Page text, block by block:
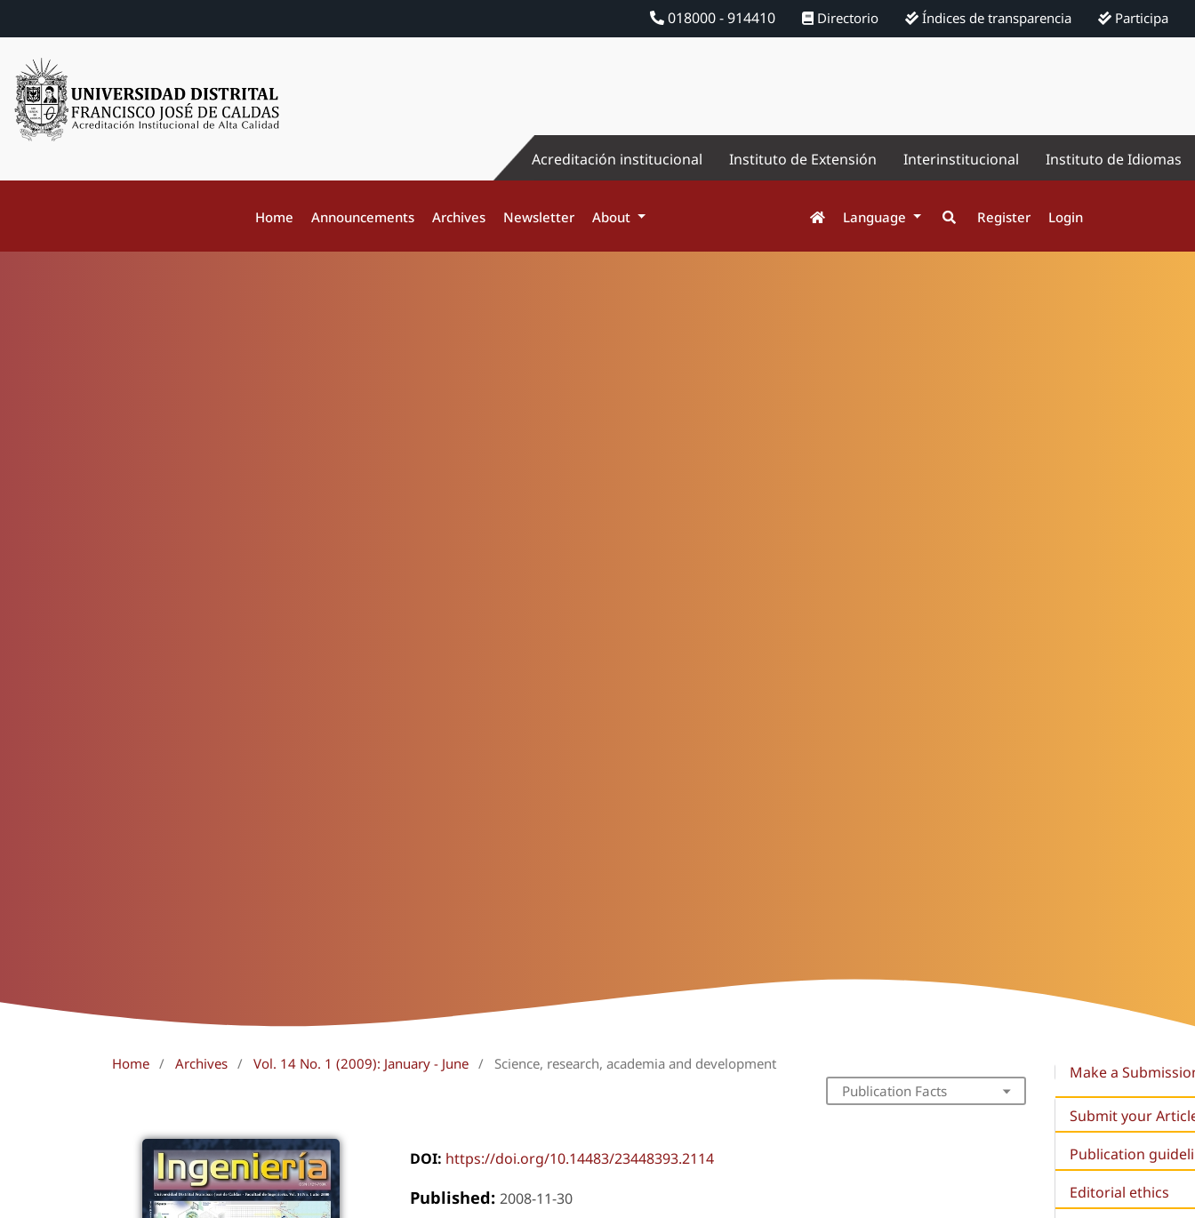
018000 - 914410 Directorio Índices de transparencia Participa
Acreditación institucional Instituto de Extensión Interinstitucional Instituto de Idiomas
Home Announcements Archives Newsletter About Language Register Login
Home / Archives / Vol. 14 No. 1 (2009): January - June / Science, research, academia and development
DOI: https://doi.org/10.14483/23448393.2114
Published: 2008-11-30
Publication Facts
Make a
Submit your
Publication
Editorial ethics